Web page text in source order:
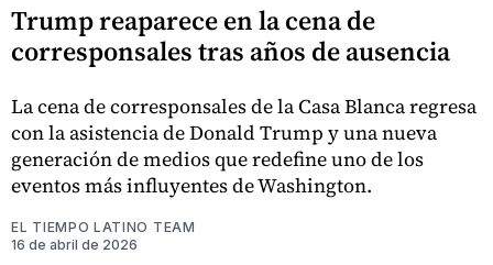
Trump reaparece en la cena de
corresponsales tras años de ausencia
La cena de corresponsales de la Casa Blanca regresa
con la asistencia de Donald Trump y una nueva
generación de medios que redefine uno de los
eventos más influyentes de Washington.
EL TIEMPO LATINO TEAM
16 de abril de 2026